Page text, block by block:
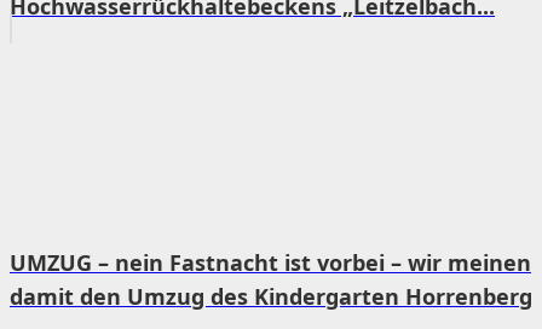
Hochwasserrückhaltebeckens „Leitzelbach...
UMZUG – nein Fastnacht ist vorbei – wir meinen
damit den Umzug des Kindergarten Horrenberg